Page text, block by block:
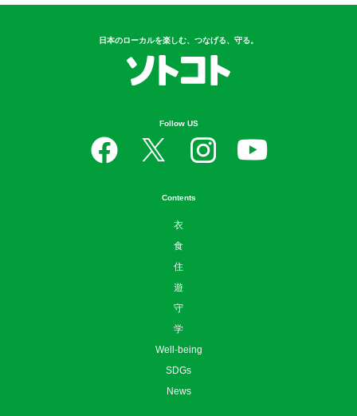
日本のローカルを楽しむ、つなげる、守る。
Follow US
Contents
衣
食
住
遊
守
学
Well-being
SDGs
News